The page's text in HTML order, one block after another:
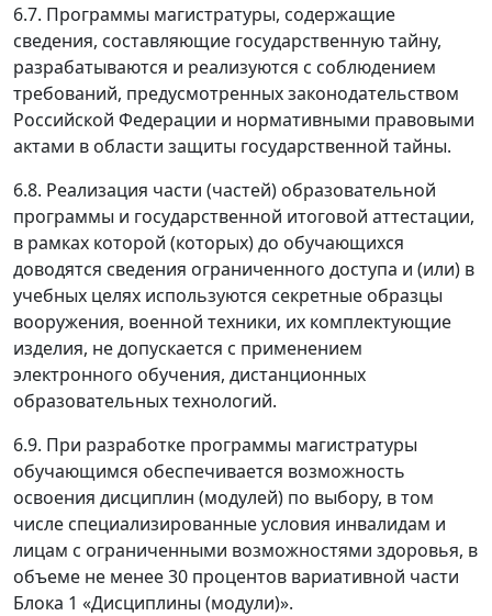
6.7. Программы магистратуры, содержащие
сведения, составляющие государственную тайну,
разрабатываются и реализуются с соблюдением
требований, предусмотренных законодательством
Российской Федерации и нормативными правовыми
актами в области защиты государственной тайны.
6.8. Реализация части (частей) образовательной
программы и государственной итоговой аттестации,
в рамках которой (которых) до обучающихся
доводятся сведения ограниченного доступа и (или) в
учебных целях используются секретные образцы
вооружения, военной техники, их комплектующие
изделия, не допускается с применением
электронного обучения, дистанционных
образовательных технологий.
6.9. При разработке программы магистратуры
обучающимся обеспечивается возможность
освоения дисциплин (модулей) по выбору, в том
числе специализированные условия инвалидам и
лицам с ограниченными возможностями здоровья, в
объеме не менее 30 процентов вариативной части
Блока 1 «Дисциплины (модули)».